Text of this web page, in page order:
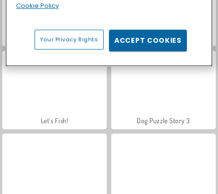
World War 2 Shooter Farm Merge Valley
Let's Fish! Dog Puzzle Story 3
Cookie Policy
Your Privacy Rights ACCEPT COOKIES